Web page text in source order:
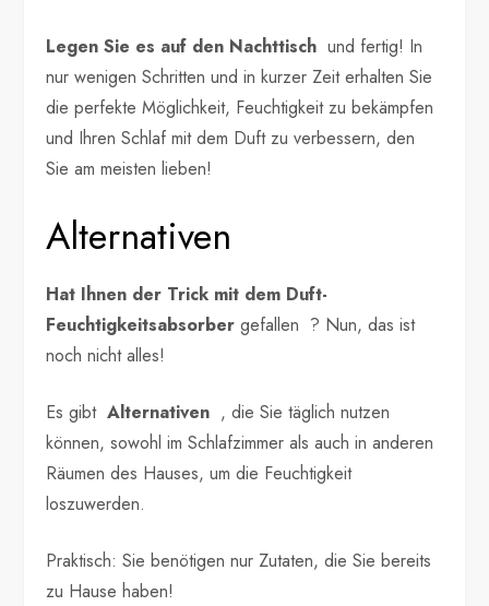
Legen Sie es auf den Nachttisch und fertig! In
nur wenigen Schritten und in kurzer Zeit erhalten Sie
die perfekte Möglichkeit, Feuchtigkeit zu bekämpfen
und Ihren Schlaf mit dem Duft zu verbessern, den
Sie am meisten lieben!
Alternativen
Hat Ihnen der Trick mit dem Duft-
Feuchtigkeitsabsorber gefallen ? Nun, das ist
noch nicht alles!
Es gibtAlternativen , die Sie täglich nutzen
können, sowohl im Schlafzimmer als auch in anderen
Räumen des Hauses, um die Feuchtigkeit
loszuwerden.
Praktisch: Sie benötigen nur Zutaten, die Sie bereits
zu Hause haben!